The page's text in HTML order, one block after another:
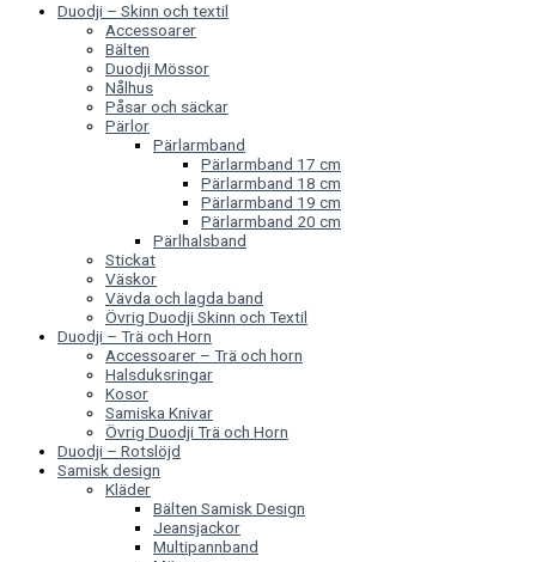
Duodji – Skinn och textil
Accessoarer
Bälten
Duodji Mössor
Nålhus
Påsar och säckar
Pärlor
Pärlarmband
Pärlarmband 17 cm
Pärlarmband 18 cm
Pärlarmband 19 cm
Pärlarmband 20 cm
Pärlhalsband
Stickat
Väskor
Vävda och lagda band
Övrig Duodji Skinn och Textil
Duodji – Trä och Horn
Accessoarer – Trä och horn
Halsduksringar
Kosor
Samiska Knivar
Övrig Duodji Trä och Horn
Duodji – Rotslöjd
Samisk design
Kläder
Bälten Samisk Design
Jeansjackor
Multipannband